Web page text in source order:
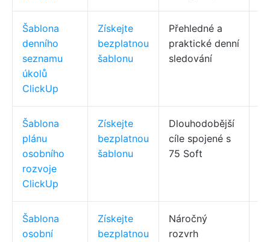
Šablona
denního
seznamu
úkolů
ClickUp
Získejte
bezplatnou
šablonu
Přehledné a
praktické denní
sledování
Šablona
plánu
osobního
rozvoje
ClickUp
Získejte
bezplatnou
šablonu
Dlouhodobější
cíle spojené s
75 Soft
Šablona
osobní
Získejte
bezplatnou
Náročný
rozvrh